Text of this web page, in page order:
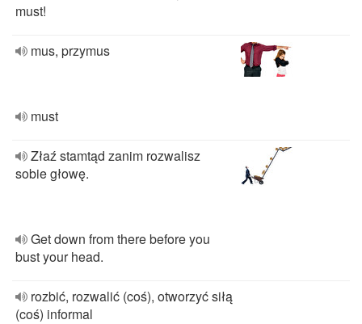
must!
mus, przymus
must
Złaź stamtąd zanim rozwalisz
sobie głowę.
Get down from there before you
bust your head.
rozbić, rozwalić (coś), otworzyć siłą
(coś) informal